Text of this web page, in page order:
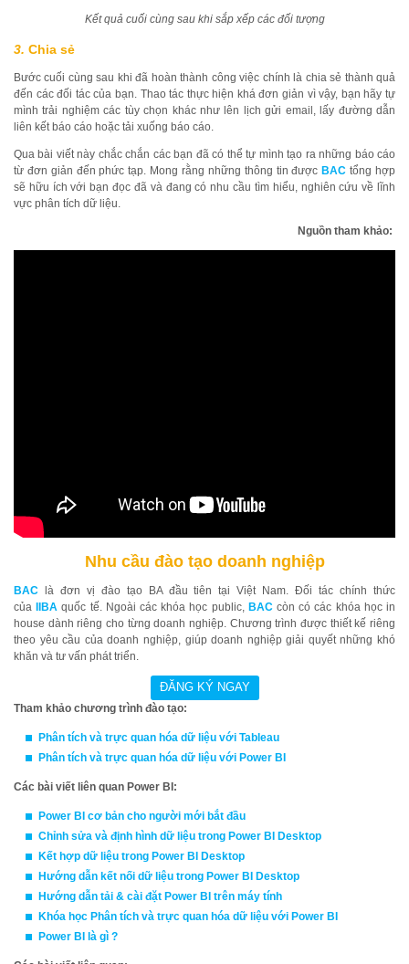
Kết quả cuối cùng sau khi sắp xếp các đối tượng
3. Chia sẻ
Bước cuối cùng sau khi đã hoàn thành công việc chính là chia sẻ thành quả
đến các đối tác của bạn. Thao tác thực hiện khá đơn giản vì vậy, bạn hãy tự
mình trải nghiệm các tùy chọn khác như lên lịch gửi email, lấy đường dẫn
liên kết báo cáo hoặc tải xuống báo cáo.
Qua bài viết này chắc chắn các bạn đã có thể tự mình tạo ra những báo cáo
từ đơn giản đến phức tạp. Mong rằng những thông tin được BAC tổng hợp
sẽ hữu ích với bạn đọc đã và đang có nhu cầu tìm hiểu, nghiên cứu về lĩnh
vực phân tích dữ liệu.
Nguồn tham khảo:
Nhu cầu đào tạo doanh nghiệp
BAC là đơn vị đào tạo BA đầu tiên tại Việt Nam. Đối tác chính thức
của
IIBA quốc tế. Ngoài các khóa học public, BACcòn có các khóa học in
house dành riêng cho từng doanh nghiệp. Chương trình được thiết kế riêng
theo yêu cầu của doanh nghiệp, giúp doanh nghiệp giải quyết những khó
khăn và tư vấn phát triển.
Tham khảo chương trình đào tạo:
Phân tích và trực quan hóa dữ liệu với Tableau
Phân tích và trực quan hóa dữ liệu với Power BI
Các bài viết liên quan Power BI:
Power BI cơ bản cho người mới bắt đầu
Chỉnh sửa và định hình dữ liệu trong Power BI Desktop
Kết hợp dữ liệu trong Power BI Desktop
Hướng dẫn kết nối dữ liệu trong Power BI Desktop
Hướng dẫn tải & cài đặt Power BI trên máy tính
Khóa học Phân tích và trực quan hóa dữ liệu với Power BI
Power BI là gì ?